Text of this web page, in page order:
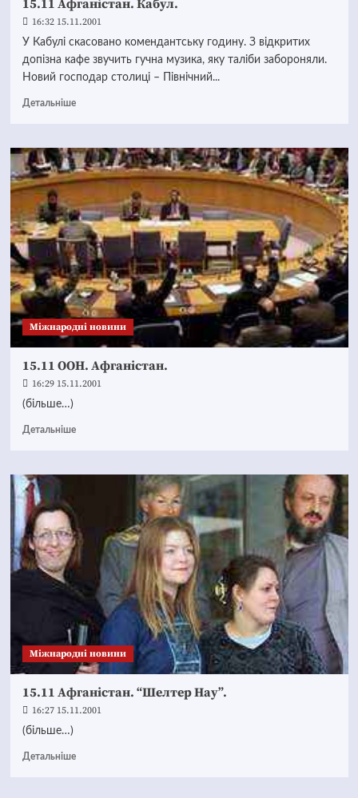
15.11 Афганістан. Кабул.
16:32 15.11.2001
У Кабулі скасовано комендантську годину. З відкритих
допізна кафе звучить гучна музика, яку таліби забороняли.
Новий господар столиці – Північний...
Детальніше
Міжнародні новини
15.11 ООН. Афганістан.
16:29 15.11.2001
(більше…)
Детальніше
Міжнародні новини
15.11 Афганістан. “Шелтер Нау”.
16:27 15.11.2001
(більше…)
Детальніше